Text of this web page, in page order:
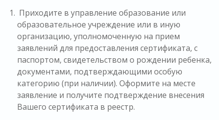
Приходите в управление образование или
образовательное учреждение или в иную
организацию, уполномоченную на прием
заявлений для предоставления сертификата, с
паспортом, свидетельством о рождении ребенка,
документами, подтверждающими особую
категорию (при наличии). Оформите на месте
заявление и получите подтверждение внесения
Вашего сертификата в реестр.